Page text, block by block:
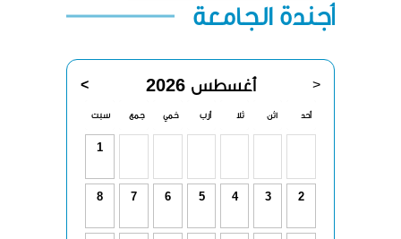
أجندة الجامعة
< أغسطس 2026 >
أحد اثن ثلا أرب خمي جمع سبت
1
2
3
4
5
6
7
8